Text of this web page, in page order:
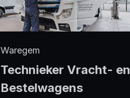
Waregem
Technieker Vracht- en
Bestelwagens